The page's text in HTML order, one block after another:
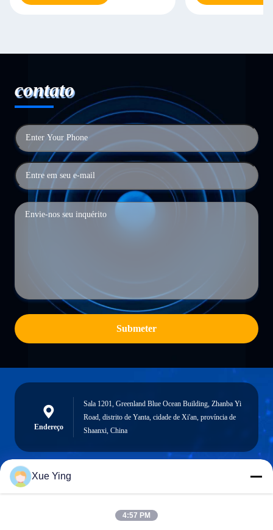
contato
Submeter
Endereço
Sala 1201, Greenland Blue Ocean Building, Zhanba Yi
Road, distrito de Yanta, cidade de Xi'an, província de
Shaanxi, China
sxcd-gyl@163.com
Xue Ying
4:57 PM